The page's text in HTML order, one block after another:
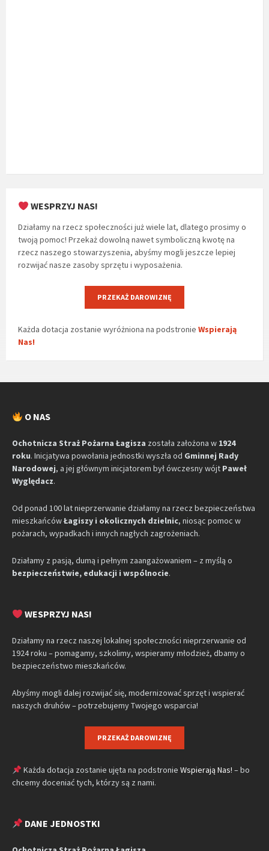
WESPRZYJ NAS!
Działamy na rzecz społeczności już wiele lat, dlatego prosimy o
twoją pomoc! Przekaż dowolną nawet symboliczną kwotę na
rzecz naszego stowarzyszenia, abyśmy mogli jeszcze lepiej
rozwijać nasze zasoby sprzętu i wyposażenia.
PRZEKAŻ DAROWIZNĘ
Każda dotacja zostanie wyróżniona na podstronie Wspierają
Nas!
O NAS
Ochotnicza Straż Pożarna Łagisza została założona w 1924
roku. Inicjatywa powołania jednostki wyszła od Gminnej Rady
Narodowej, a jej głównym inicjatorem był ówczesny wójt Paweł
Wyględacz.
Od ponad 100 lat nieprzerwanie działamy na rzecz bezpieczeństwa
mieszkańcówŁagiszy i okolicznych dzielnic, niosąc pomoc w
pożarach, wypadkach i innych nagłych zagrożeniach.
Działamy z pasją, dumą i pełnym zaangażowaniem – z myślą o
bezpieczeństwie, edukacji i wspólnocie.
WESPRZYJ NAS!
Działamy na rzecz naszej lokalnej społeczności nieprzerwanie od
1924 roku – pomagamy, szkolimy, wspieramy młodzież, dbamy o
bezpieczeństwo mieszkańców.
Abyśmy mogli dalej rozwijać się, modernizować sprzęt i wspierać
naszych druhów – potrzebujemy Twojego wsparcia!
PRZEKAŻ DAROWIZNĘ
Każda dotacja zostanie ujęta na podstronie Wspierają Nas! – bo
chcemy doceniać tych, którzy są z nami.
DANE JEDNOSTKI